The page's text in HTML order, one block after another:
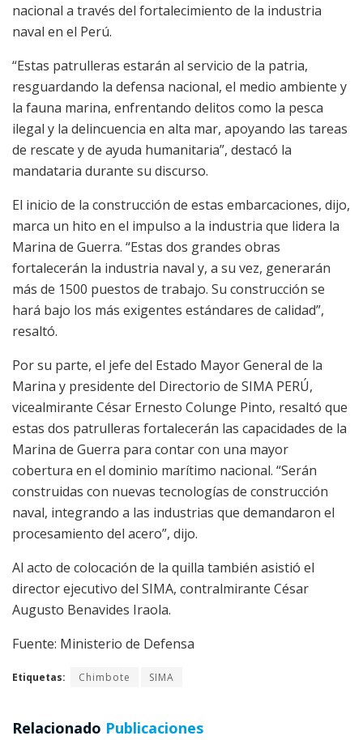
nacional a través del fortalecimiento de la industria
naval en el Perú.
“Estas patrulleras estarán al servicio de la patria,
resguardando la defensa nacional, el medio ambiente y
la fauna marina, enfrentando delitos como la pesca
ilegal y la delincuencia en alta mar, apoyando las tareas
de rescate y de ayuda humanitaria”, destacó la
mandataria durante su discurso.
El inicio de la construcción de estas embarcaciones, dijo,
marca un hito en el impulso a la industria que lidera la
Marina de Guerra. “Estas dos grandes obras
fortalecerán la industria naval y, a su vez, generarán
más de 1500 puestos de trabajo. Su construcción se
hará bajo los más exigentes estándares de calidad”,
resaltó.
Por su parte, el jefe del Estado Mayor General de la
Marina y presidente del Directorio de SIMA PERÚ,
vicealmirante César Ernesto Colunge Pinto, resaltó que
estas dos patrulleras fortalecerán las capacidades de la
Marina de Guerra para contar con una mayor
cobertura en el dominio marítimo nacional. “Serán
construidas con nuevas tecnologías de construcción
naval, integrando a las industrias que demandaron el
procesamiento del acero”, dijo.
Al acto de colocación de la quilla también asistió el
director ejecutivo del SIMA, contralmirante César
Augusto Benavides Iraola.
Fuente: Ministerio de Defensa
Etiquetas: Chimbote SIMA
Relacionado Publicaciones